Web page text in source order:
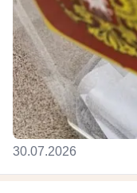
30.07.2026